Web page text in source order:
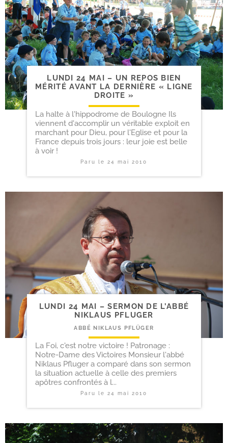
LUNDI 24 MAI – UN REPOS BIEN
MÉRITÉ AVANT LA DERNIÈRE « LIGNE
DROITE »
La halte à l'hippodrome de Boulogne Ils
viennent d'accomplir un véritable exploit en
marchant pour Dieu, pour l'Eglise et pour la
France depuis trois jours : leur joie est belle
à voir !
Paru le24 mai 2010
LUNDI 24 MAI – SERMON DE L’ABBÉ
NIKLAUS PFLUGER
ABBÉ NIKLAUS PFLÜGER
La Foi, c'est notre victoire ! Patronage :
Notre-Dame des Victoires Monsieur l'abbé
Niklaus Pfluger a comparé dans son sermon
la situation actuelle à celle des premiers
apôtres confrontés à l...
Paru le24 mai 2010